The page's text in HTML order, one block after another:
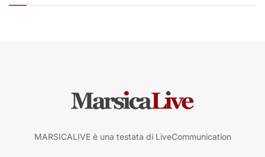
MARSICALIVE è una testata di LiveCommunication